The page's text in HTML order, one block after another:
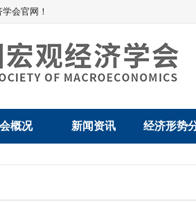
会官网！
概况 新闻资讯 经济形势